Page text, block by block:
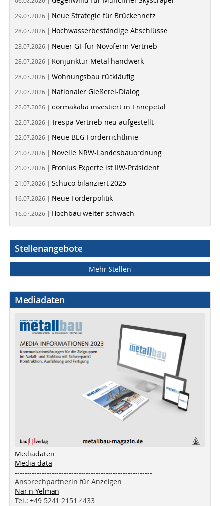
29.07.2026 | Neue Strategie für Brückennetz
28.07.2026 | Hochwasserbeständige Abschlüsse
28.07.2026 | Neuer GF für Novoferm Vertrieb
28.07.2026 | Konjunktur Metallhandwerk
28.07.2026 | Wohnungsbau rückläufig
22.07.2026 | Nationaler Gießerei-Dialog
22.07.2026 | dormakaba investiert in Ennepetal
22.07.2026 | Trespa Vertrieb neu aufgestellt
22.07.2026 | Neue BEG-Förderrichtlinie
21.07.2026 | Novelle NRW-Landesbauordnung
21.07.2026 | Fronius Experte ist IIW-Präsident
21.07.2026 | Schüco bilanziert 2025
16.07.2026 | Neue Förderpolitik
16.07.2026 | Hochbau weiter schwach
Stellenangebote
Mehr Stellen
Mediadaten
Mediadaten
Media data
--------------------------------------------------------
Ansprechpartnerin für Anzeigen
Narin Yelman
Tel.: +49 5241 2151 4433